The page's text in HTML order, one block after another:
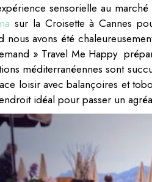
sensorielle au
sur la Croisette à Cannes
nous avons été
» Travel Me Happy
méditerranéennes sont
loisir avec balançoires et
idéal pour passer un